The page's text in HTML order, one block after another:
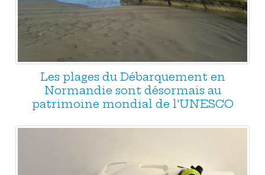
Les plages du Débarquement en
Normandie sont désormais au
patrimoine mondial de l'UNESCO